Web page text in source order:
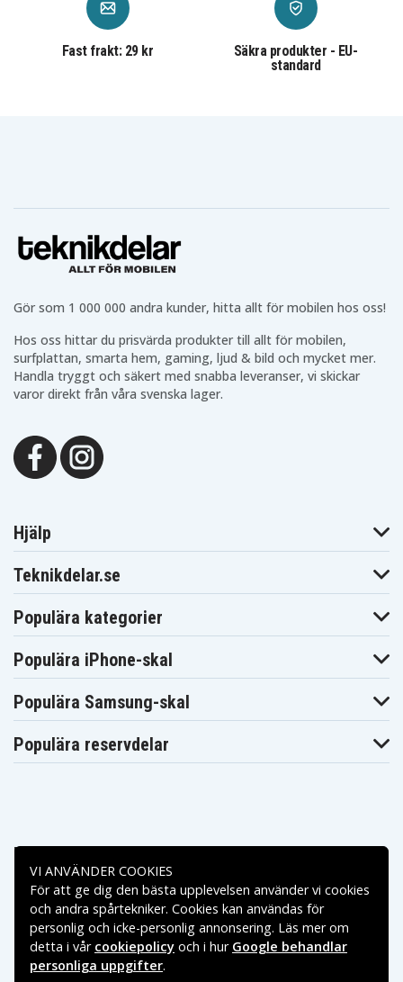
Fast frakt: 29 kr
Säkra produkter - EU-
standard
Gör som 1 000 000 andra kunder, hitta allt för mobilen hos oss!
Hos oss hittar du prisvärda produkter till allt för mobilen,
surfplattan, smarta hem, gaming, ljud & bild och mycket mer.
Handla tryggt och säkert med snabba leveranser, vi skickar
varor direkt från våra svenska lager.
Hjälp
Teknikdelar.se
Populära kategorier
Populära iPhone-skal
Populära Samsung-skal
Populära reservdelar
Betalningsalternativ
Leveransalternativ
VI ANVÄNDER COOKIES
För att ge dig den bästa upplevelsen använder vi cookies
och andra spårtekniker. Cookies kan användas för
personlig och icke-personlig annonsering. Läs mer om
detta i vår cookiepolicy och i hur Google behandlar
personliga uppgifter.